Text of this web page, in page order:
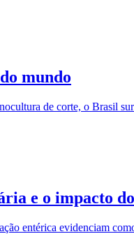
mundo
de corte, o Brasil
e o impacto
entérica evidenciam